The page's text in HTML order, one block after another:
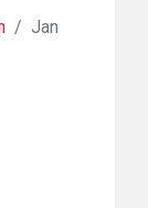
/ Jan